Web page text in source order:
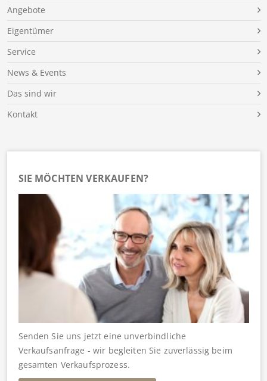
Angebote
Eigentümer
Service
News & Events
Das sind wir
Kontakt
SIE MÖCHTEN VERKAUFEN?
Senden Sie uns jetzt eine unverbindliche
Verkaufsanfrage - wir begleiten Sie zuverlässig beim
gesamten Verkaufsprozess.